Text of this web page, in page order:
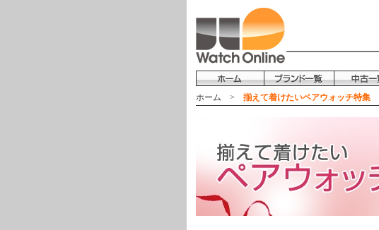
ホーム > 揃えて着けたいペアウォッチ特集